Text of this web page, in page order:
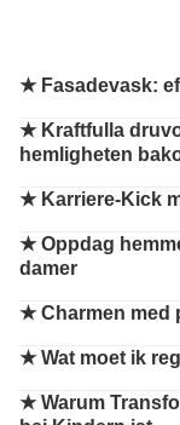
★ Fasadevask:
★ Kraftfulla
hemligheten
★ Karriere-Kick
★Oppdag
damer
★Charmen med
★Wat moet ik
★Warum